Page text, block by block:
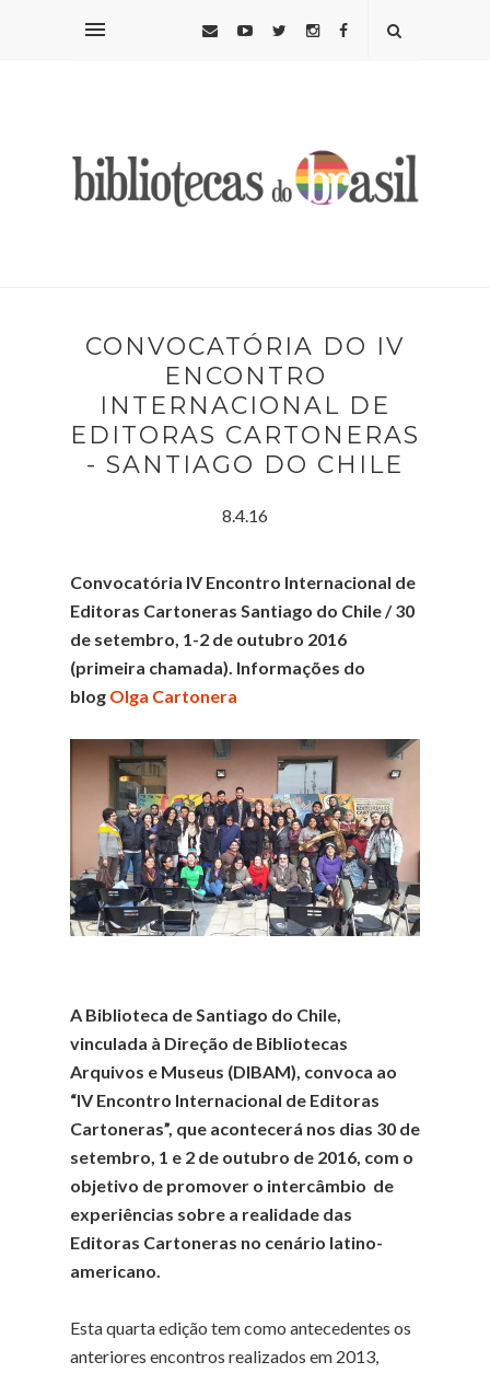
CONVOCATÓRIA DO IV
ENCONTRO
INTERNACIONAL DE
EDITORAS CARTONERAS
- SANTIAGO DO CHILE
8.4.16
Convocatória IV Encontro Internacional de
Editoras Cartoneras Santiago do Chile / 30
de setembro, 1-2 de outubro 2016
(primeira chamada). Informações do
blog Olga Cartonera
A Biblioteca de Santiago do Chile,
vinculada à Direção de Bibliotecas
Arquivos e Museus (DIBAM), convoca ao
“IV Encontro Internacional de Editoras
Cartoneras”, que acontecerá nos dias 30 de
setembro, 1 e 2 de outubro de 2016, com o
objetivo de promover o intercâmbio de
experiências sobre a realidade das
Editoras Cartoneras no cenário latino-
americano.
Esta quarta edição tem como antecedentes os
anteriores encontros realizados em 2013,